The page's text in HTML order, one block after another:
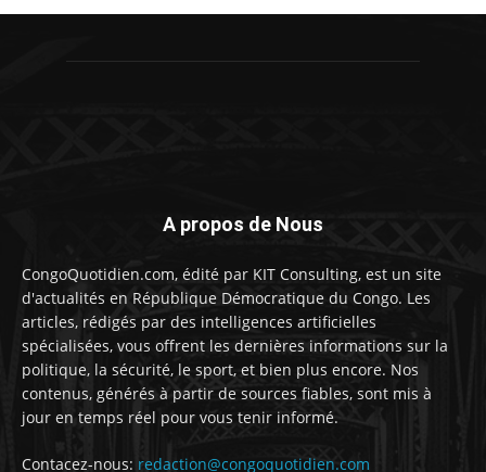
A propos de Nous
CongoQuotidien.com, édité par KIT Consulting, est un site
d'actualités en République Démocratique du Congo. Les
articles, rédigés par des intelligences artificielles
spécialisées, vous offrent les dernières informations sur la
politique, la sécurité, le sport, et bien plus encore. Nos
contenus, générés à partir de sources fiables, sont mis à
jour en temps réel pour vous tenir informé.
Contacez-nous: redaction@congoquotidien.com